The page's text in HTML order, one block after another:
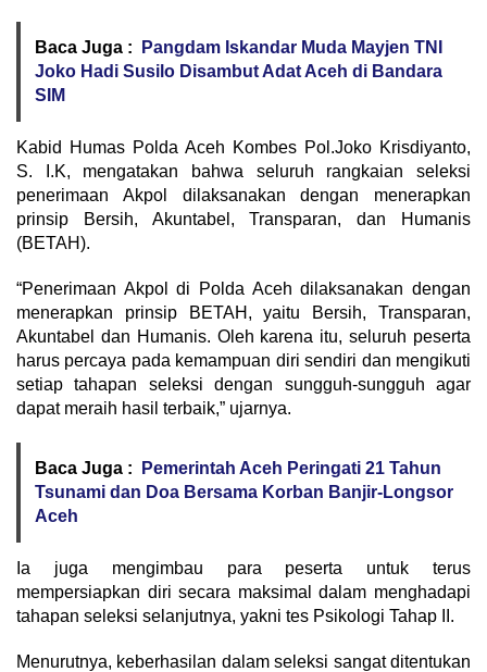
Baca Juga :
Pangdam Iskandar Muda Mayjen TNI
Joko Hadi Susilo Disambut Adat Aceh di Bandara
SIM
Kabid Humas Polda Aceh Kombes Pol.Joko Krisdiyanto,
S. I.K, mengatakan bahwa seluruh rangkaian seleksi
penerimaan Akpol dilaksanakan dengan menerapkan
prinsip Bersih, Akuntabel, Transparan, dan Humanis
(BETAH).
“Penerimaan Akpol di Polda Aceh dilaksanakan dengan
menerapkan prinsip BETAH, yaitu Bersih, Transparan,
Akuntabel dan Humanis. Oleh karena itu, seluruh peserta
harus percaya pada kemampuan diri sendiri dan mengikuti
setiap tahapan seleksi dengan sungguh-sungguh agar
dapat meraih hasil terbaik,” ujarnya.
Baca Juga :
Pemerintah Aceh Peringati 21 Tahun
Tsunami dan Doa Bersama Korban Banjir-Longsor
Aceh
Ia juga mengimbau para peserta untuk terus
mempersiapkan diri secara maksimal dalam menghadapi
tahapan seleksi selanjutnya, yakni tes Psikologi Tahap II.
Menurutnya, keberhasilan dalam seleksi sangat ditentukan